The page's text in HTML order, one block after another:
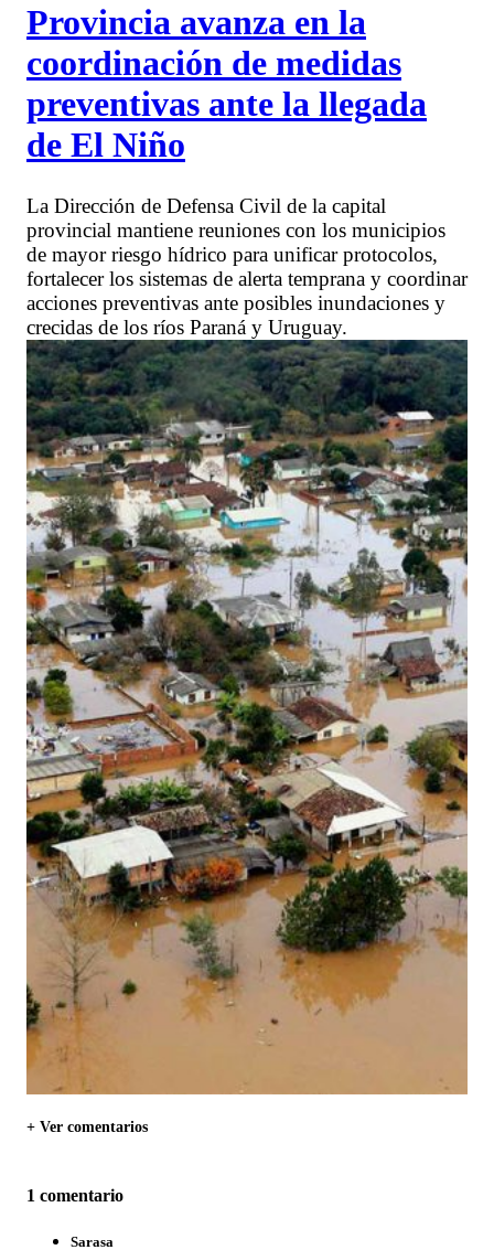
Provincia avanza en la
coordinación de medidas
preventivas ante la llegada
de El Niño
La Dirección de Defensa Civil de la capital
provincial mantiene reuniones con los municipios
de mayor riesgo hídrico para unificar protocolos,
fortalecer los sistemas de alerta temprana y coordinar
acciones preventivas ante posibles inundaciones y
crecidas de los ríos Paraná y Uruguay.
+ Ver comentarios
1 comentario
Sarasa